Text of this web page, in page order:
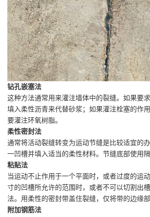
钻孔嵌塞法
这种方法通常用来灌注墙体中的裂缝。如果要
填入柔性沥青来代替砂浆；如果灌注栓塞的作
要灌注环氧树脂。
柔性密封法
通常将活动裂缝转变为运动节缝是比较适宜的
一凹槽并填入适当的柔性材料。节缝底部使用隔
粘贴法
当运动不止作用于一个平面时，或者过度的运
寸的凹槽所允许的范围时，或者不可以切割出
法。用柔性的密封带盖住裂缝，仅将带的边缘部
附加钢筋法